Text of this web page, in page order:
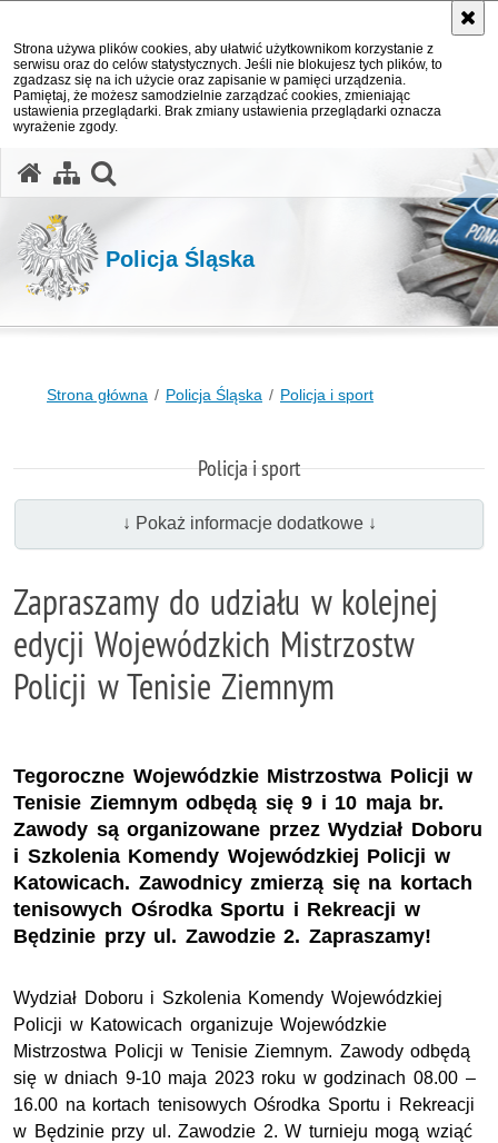
Strona używa plików cookies, aby ułatwić użytkownikom korzystanie z
serwisu oraz do celów statystycznych. Jeśli nie blokujesz tych plików, to
zgadzasz się na ich użycie oraz zapisanie w pamięci urządzenia.
Pamiętaj, że możesz samodzielnie zarządzać cookies, zmieniając
ustawienia przeglądarki. Brak zmiany ustawienia przeglądarki oznacza
wyrażenie zgody.
Policja Śląska
Strona główna Policja Śląska Policja i sport
Policja i sport
↓ Pokaż informacje dodatkowe ↓
Zapraszamy do udziału w kolejnej
edycji Wojewódzkich Mistrzostw
Policji w Tenisie Ziemnym
Tegoroczne Wojewódzkie Mistrzostwa Policji w
Tenisie Ziemnym odbędą się 9 i 10 maja br.
Zawody są organizowane przez Wydział Doboru
i Szkolenia Komendy Wojewódzkiej Policji w
Katowicach. Zawodnicy zmierzą się na kortach
tenisowych Ośrodka Sportu i Rekreacji w
Będzinie przy ul. Zawodzie 2. Zapraszamy!
Wydział Doboru i Szkolenia Komendy Wojewódzkiej
Policji w Katowicach organizuje Wojewódzkie
Mistrzostwa Policji w Tenisie Ziemnym. Zawody odbędą
się w dniach 9-10 maja 2023 roku w godzinach 08.00 –
16.00 na kortach tenisowych Ośrodka Sportu i Rekreacji
w Będzinie przy ul. Zawodzie 2. W turnieju mogą wziąć